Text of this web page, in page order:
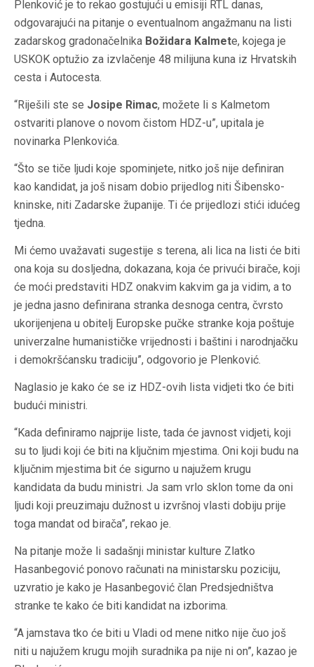
Plenković je to rekao gostujući u emisiji RTL danas,
odgovarajući na pitanje o eventualnom angažmanu na listi
zadarskog gradonačelnika Božidara Kalmete, kojega je
USKOK optužio za izvlačenje 48 milijuna kuna iz Hrvatskih
cesta i Autocesta.
“Riješili ste se Josipe Rimac, možete li s Kalmetom
ostvariti planove o novom čistom HDZ-u”, upitala je
novinarka Plenkovića.
“Što se tiče ljudi koje spominjete, nitko još nije definiran
kao kandidat, ja još nisam dobio prijedlog niti Šibensko-
kninske, niti Zadarske županije. Ti će prijedlozi stići idućeg
tjedna.
Mi ćemo uvažavati sugestije s terena, ali lica na listi će biti
ona koja su dosljedna, dokazana, koja će privući birače, koji
će moći predstaviti HDZ onakvim kakvim ga ja vidim, a to
je jedna jasno definirana stranka desnoga centra, čvrsto
ukorijenjena u obitelj Europske pučke stranke koja poštuje
univerzalne humanističke vrijednosti i baštini i narodnjačku
i demokršćansku tradiciju”, odgovorio je Plenković.
Naglasio je kako će se iz HDZ-ovih lista vidjeti tko će biti
budući ministri.
“Kada definiramo najprije liste, tada će javnost vidjeti, koji
su to ljudi koji će biti na ključnim mjestima. Oni koji budu na
ključnim mjestima bit će sigurno u najužem krugu
kandidata da budu ministri. Ja sam vrlo sklon tome da oni
ljudi koji preuzimaju dužnost u izvršnoj vlasti dobiju prije
toga mandat od birača”, rekao je.
Na pitanje može li sadašnji ministar kulture Zlatko
Hasanbegović ponovo računati na ministarsku poziciju,
uzvratio je kako je Hasanbegović član Predsjedništva
stranke te kako će biti kandidat na izborima.
“A jamstava tko će biti u Vladi od mene nitko nije čuo još
niti u najužem krugu mojih suradnika pa nije ni on”, kazao je